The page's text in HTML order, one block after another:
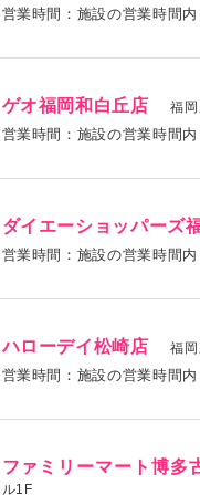
営業時間：施設の営業時間内
ゲオ福岡和白丘店 福
営業時間：施設の営業時間内
ダイエーショッパーズ
営業時間：施設の営業時間内
ハローデイ松崎店 福
営業時間：施設の営業時間内
ファミリーマート博多
ル1F